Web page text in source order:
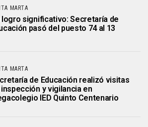
MARTA
logro significativo: Secretaría de
pasó del puesto 74 al 13
MARTA
de Educación realizó visitas
inspección y vigilancia en
IED Quinto Centenario